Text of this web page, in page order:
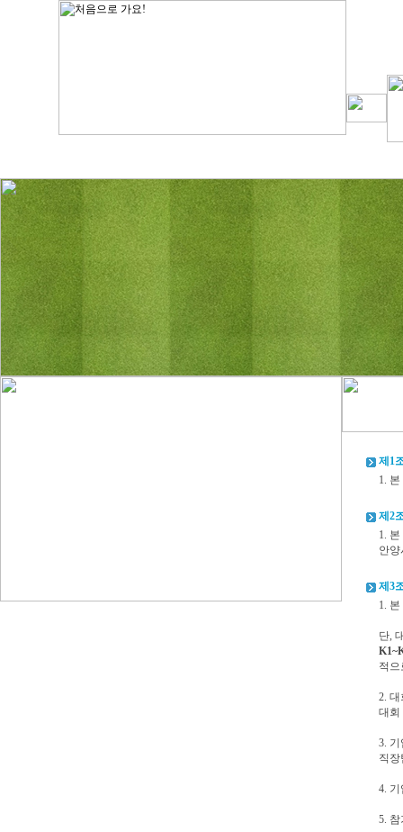
제1
1.
제2
1.
안양
제3
1.
단,
적
2.
대회
3.
직
4.
5.